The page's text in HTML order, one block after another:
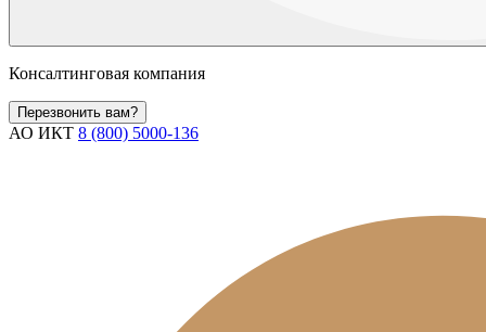
Консалтинговая компания
Перезвонить вам?
АО ИКТ 8 (800) 5000-136